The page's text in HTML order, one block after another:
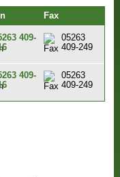
Fax
409-
05263
409-249
409-
05263
409-249